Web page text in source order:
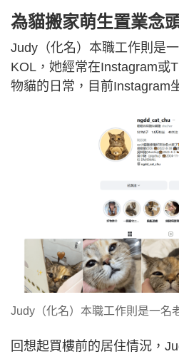
為貓搬家萌生置業念
Judy（化名）本職工作則是
KOL，她經常在Instagram或
物貓的日常，目前Instagram
Judy（化名）本職工作則是一名
回想起買樓前的居住情況，